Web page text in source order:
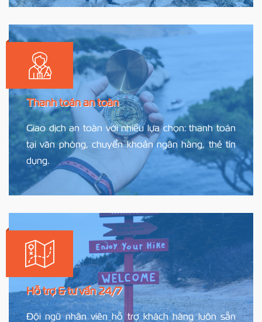
Thanh toán an toàn
Giao dịch an toàn với nhiều lựa chọn: thanh toán
tại văn phòng, chuyển khoản ngân hàng, thẻ tín
dụng.
Hỗ trợ & tư vấn 24/7
Đội ngũ nhân viên hỗ trợ khách hàng luôn sẵn